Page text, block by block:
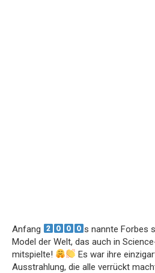
Anfang
s nannte Forbes
Model der Welt, das auch in
mitspielte!
Es war ihre
Ausstrahlung, die alle verrückt